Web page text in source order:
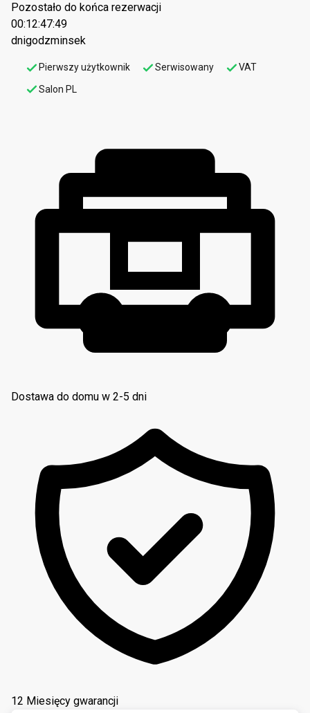
Pozostało do końca rezerwacji
00:12:47:48
dnigodzminsek
Pierwszy użytkownik Serwisowany
VAT
Salon PL
Dostawa do domu w 2-5 dni
12 Miesięcy gwarancji